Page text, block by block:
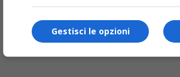
Gestisci le opzioni